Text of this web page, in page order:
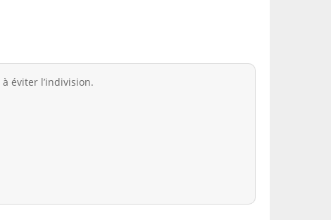
éviter l’indivision.